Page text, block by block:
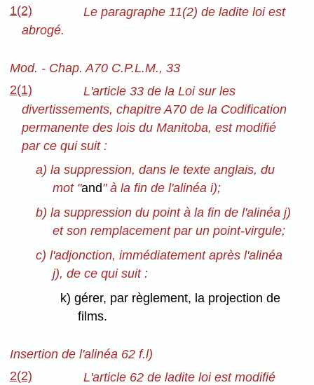
1(2)
Le paragraphe 11(2) de ladite loi est
abrogé.
Mod. - Chap. A70 C.P.L.M., 33
2(1)
L'article 33 de la Loi sur les
divertissements, chapitre A70 de la Codification
permanente des lois du Manitoba, est modifié
par ce qui suit :
a) la suppression, dans le texte anglais, du
mot "and" à la fin de l'alinéa i);
b) la suppression du point à la fin de l'alinéa j)
et son remplacement par un point-virgule;
c) l'adjonction, immédiatement après l'alinéa
j), de ce qui suit :
k) gérer, par règlement, la projection de
films.
Insertion de l'alinéa 62 f.l)
2(2)
L'article 62 de ladite loi est modifié